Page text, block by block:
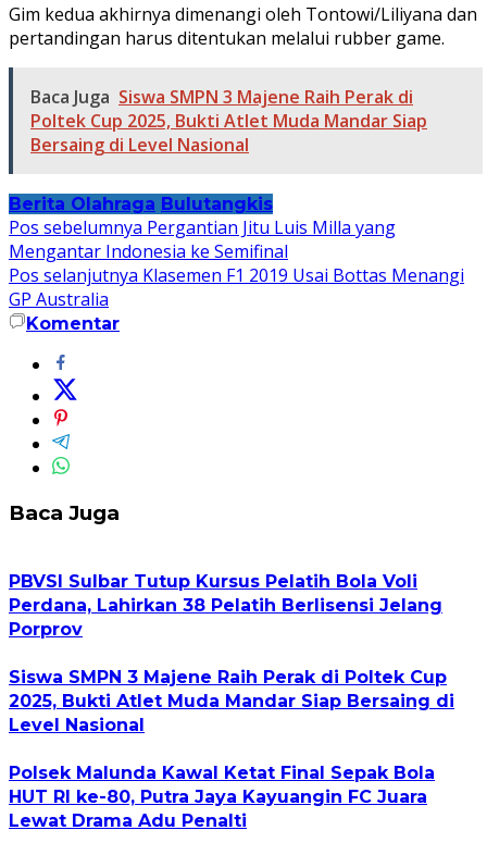
Gim kedua akhirnya dimenangi oleh Tontowi/Liliyana dan
pertandingan harus ditentukan melalui rubber game.
Baca Juga Siswa SMPN 3 Majene Raih Perak di
Poltek Cup 2025, Bukti Atlet Muda Mandar Siap
Bersaing di Level Nasional
Berita Olahraga Bulutangkis
Navigasi
pos
Pos sebelumnya Pergantian Jitu Luis Milla yang
Mengantar Indonesia ke Semifinal
Pos selanjutnya Klasemen F1 2019 Usai Bottas Menangi
GP Australia
Komentar
Baca Juga
PBVSI Sulbar Tutup Kursus Pelatih Bola Voli
Perdana, Lahirkan 38 Pelatih Berlisensi Jelang
Porprov
Siswa SMPN 3 Majene Raih Perak di Poltek Cup
2025, Bukti Atlet Muda Mandar Siap Bersaing di
Level Nasional
Polsek Malunda Kawal Ketat Final Sepak Bola
HUT RI ke-80, Putra Jaya Kayuangin FC Juara
Lewat Drama Adu Penalti